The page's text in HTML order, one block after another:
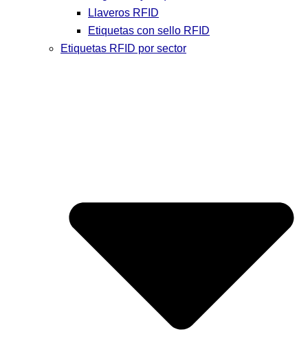
Llaveros RFID
Etiquetas con sello RFID
Etiquetas RFID por sector